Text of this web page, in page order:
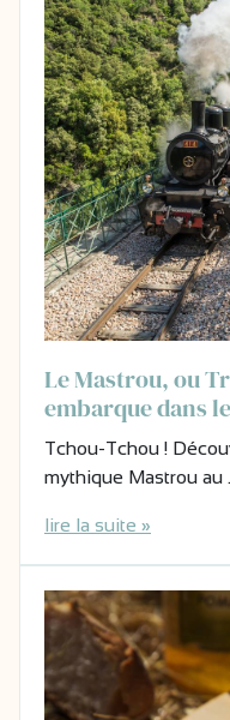
Le Mastrou, ou
embarque dans
Tchou-Tchou !
mythique Mastrou au
lire la suite »